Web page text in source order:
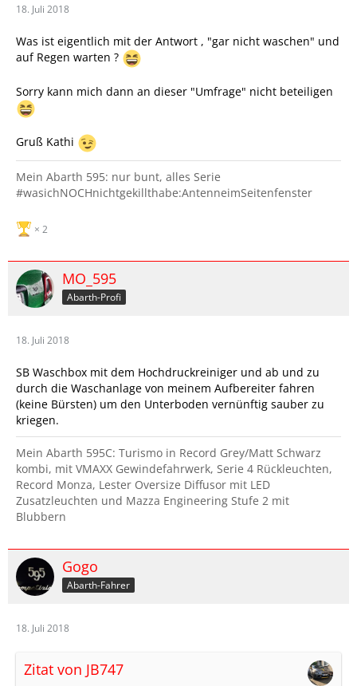
18. Juli 2018
Was ist eigentlich mit der Antwort , "gar nicht waschen" und
auf Regen warten ?
Sorry kann mich dann an dieser "Umfrage" nicht beteiligen
Gruß Kathi
Mein Abarth 595: nur bunt, alles Serie
#wasichNOCHnichtgekillthabe:AntenneimSeitenfenster
2
MO_595
Abarth-Profi
18. Juli 2018
SB Waschbox mit dem Hochdruckreiniger und ab und zu
durch die Waschanlage von meinem Aufbereiter fahren
(keine Bürsten) um den Unterboden vernünftig sauber zu
kriegen.
Mein Abarth 595C: Turismo in Record Grey/Matt Schwarz
kombi, mit VMAXX Gewindefahrwerk, Serie 4 Rückleuchten,
Record Monza, Lester Oversize Diffusor mit LED
Zusatzleuchten und Mazza Engineering Stufe 2 mit
Blubbern
Gogo
Abarth-Fahrer
18. Juli 2018
Zitat von JB747